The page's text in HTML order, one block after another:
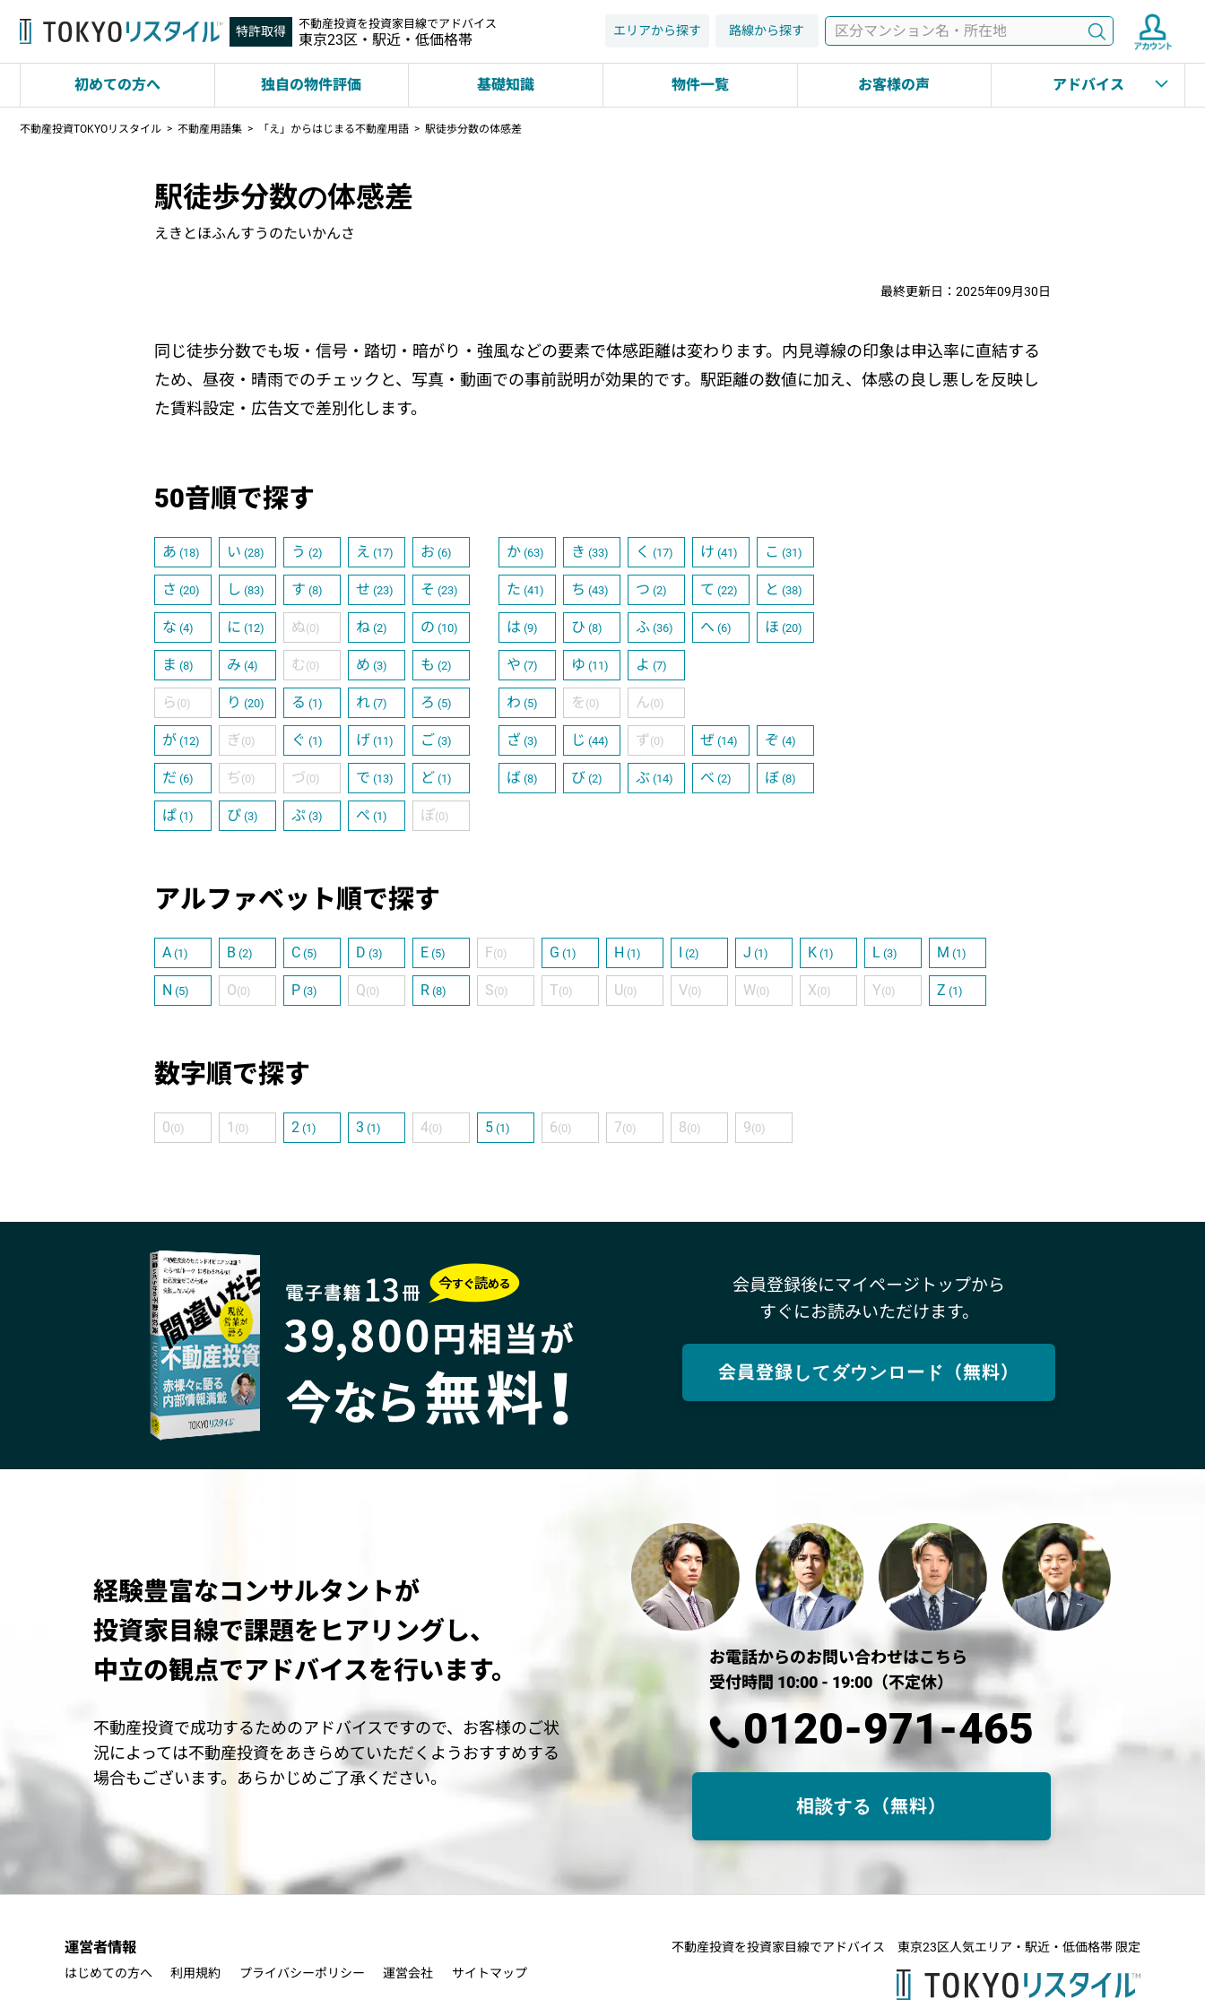
特許取得 不動産投資を投資家目線でアドバイス
東京23区・駅近・低価格帯
検索
エリアから探す 路線から探す
初めての方へ 独自の物件評価 基礎知識 物件一覧 お客様の声 アドバイス
不動産投資TOKYOリスタイル 不動産用語集 「え」からはじまる不動産用語 駅徒歩分数の体感差
駅徒歩分数の体感差
えきとほふんすうのたいかんさ
最終更新日：2025年09月30日
同じ徒歩分数でも坂・信号・踏切・暗がり・強風などの要素で体感距離は変わります。内見導線の印象は申込率に直結する
ため、昼夜・晴雨でのチェックと、写真・動画での事前説明が効果的です。駅距離の数値に加え、体感の良し悪しを反映し
た賃料設定・広告文で差別化します。
50音順で探す
あ (18) い (28) う (2) え (17) お (6) か (63) き (33) く (17) け (41) こ (31)
さ (20) し (83) す (8) せ (23) そ (23) た (41) ち (43) つ (2) て (22) と (38)
な (4) に (12) ぬ(0) ね (2) の (10) は (9) ひ (8) ふ (36) へ (6) ほ (20)
ま (8) み (4) む (0) め (3) も (2) や (7) ゆ (11) よ (7)
ら (0) り (20) る (1) れ (7) ろ (5) わ (5) を (0) ん(0)
が (12) ぎ(0) ぐ (1) げ (11) ご (3) ざ (3) じ (44) ず(0) ぜ (14) ぞ (4)
だ (6) ぢ(0) づ(0) で (13) ど (1) ば (8) び (2) ぶ (14) べ (2) ぼ (8)
ぱ (1) ぴ (3) ぷ (3) ぺ (1) ぽ(0)
アルファベット順で探す
A (1) B (2) C (5) D (3) E (5) F(0) G (1) H (1) I (2) J (1) K (1) L (3) M (1)
N (5) O(0) P (3) Q(0) R (8) S(0) T(0) U(0) V(0) W(0) X(0) Y(0) Z (1)
数字順で探す
0(0) 1 (0) 2 (1) 3 (1) 4(0) 5 (1) 6(0) 7(0) 8(0) 9(0)
会員登録後にマイページトップから
すぐにお読みいただけます。
会員登録してダウンロード（無料）
経験豊富なコンサルタントが
投資家目線で課題をヒアリングし、
中立の観点でアドバイスを行います。
不動産投資で成功するためのアドバイスですので、お客様のご状
況によっては不動産投資をあきらめていただくようおすすめする
場合もございます。あらかじめご了承ください。
お電話からのお問い合わせはこちら
受付時間 10:00 - 19:00（不定休）
0120-971-465
相談する（無料）
運営者情報
はじめての方へ 利用規約 プライバシーポリシー 運営会社 サイトマップ
不動産投資を投資家目線でアドバイス 東京23区人気エリア・駅近・低価格帯 限定